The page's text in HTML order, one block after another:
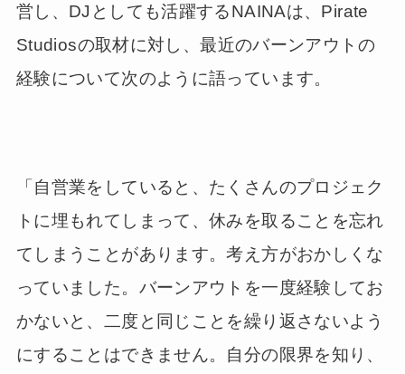
営し、DJとしても活躍するNAINAは、Pirate
Studiosの取材に対し、最近のバーンアウトの
経験について次のように語っています。
「自営業をしていると、たくさんのプロジェク
トに埋もれてしまって、休みを取ることを忘れ
てしまうことがあります。考え方がおかしくな
っていました。バーンアウトを一度経験してお
かないと、二度と同じことを繰り返さないよう
にすることはできません。自分の限界を知り、